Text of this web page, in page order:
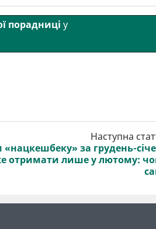
порадниці у
Наступна
за грудень-
отримати лише у лютому: